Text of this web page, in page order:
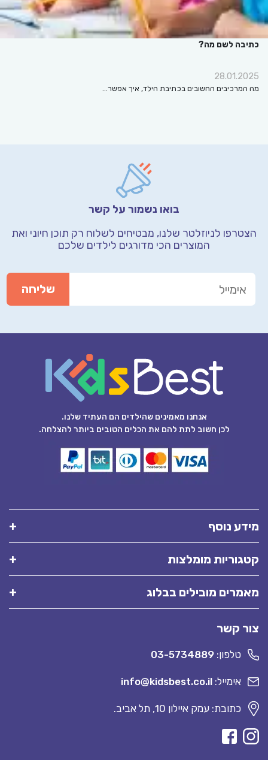
כתיבה לשם מה?
28.01.2025
מה המרכיבים החשובים בכתיבת הילד, איך אפשר…
בואו נשמור על קשר
הצטרפו לניוזלטר שלנו, מבטיחים לשלוח רק תוכן חיוני ואת
המוצרים הכי מדורגים לילדים שלכם
אנחנו מאמינים שהילדים הם העתיד שלנו.
לכן חשוב לתת להם את הכלים הטובים ביותר להצלחה.
מידע נוסף
קטגוריות מומלצות
מאמרים מובילים בבלוג
צור קשר
טלפון: 03-5734889
אימייל: info@kidsbest.co.il
כתובת: עמק איילון 10, תל אביב.